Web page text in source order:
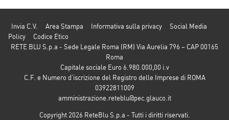
Invia C.V. Area Stampa Informativa sulla privacy
Social Media
Policy
Codice Etico
RETE BLU S.p.a - Sede Legale Roma (RM) Via Aurelia 796 – CAP 00165
Roma
Capitale sociale Euro 6.980.000,00 i.v
C.F. e Numero d’iscrizione del Registro delle Imprese di ROMA
03922811009
amministrazione.reteblu@pec.glauco.it
Copyright 2026 ReteBlu S.p.a - Tutti i diritti riservati.